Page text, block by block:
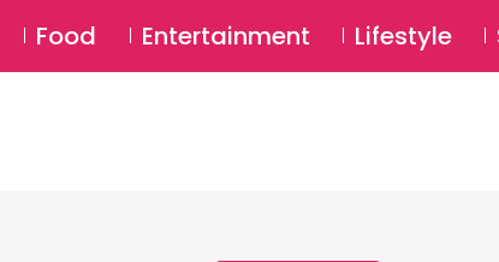
Food Entertainment Lifestyle